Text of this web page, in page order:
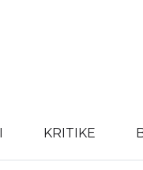
KRITIKE